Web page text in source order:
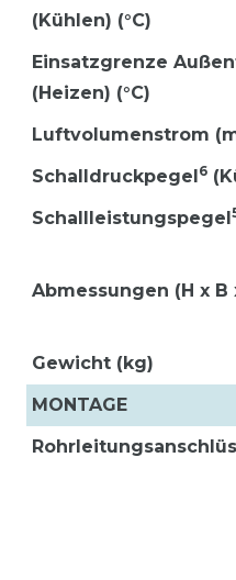
(Kühlen) (°C)
Einsatzgrenze
(Heizen) (°C)
Luftvolumenstrom
Schalldruckpegel6
Schallleistungspegel
Abmessungen (H x B
Gewicht (kg)
MONTAGE